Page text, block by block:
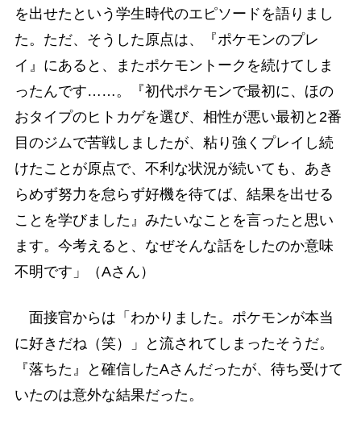
を出せたという学生時代のエピソードを語りまし
た。ただ、そうした原点は、『ポケモンのプレ
イ』にあると、またポケモントークを続けてしま
ったんです……。『初代ポケモンで最初に、ほの
おタイプのヒトカゲを選び、相性が悪い最初と2番
目のジムで苦戦しましたが、粘り強くプレイし続
けたことが原点で、不利な状況が続いても、あき
らめず努力を怠らず好機を待てば、結果を出せる
ことを学びました』みたいなことを言ったと思い
ます。今考えると、なぜそんな話をしたのか意味
不明です」（Aさん）
面接官からは「わかりました。ポケモンが本当
に好きだね（笑）」と流されてしまったそうだ。
『落ちた』と確信したAさんだったが、待ち受けて
いたのは意外な結果だった。